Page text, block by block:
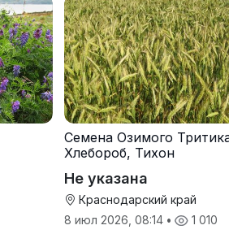
Семена Озимого
Хлебороб, Тихон
Не указана
Краснодарский край
8 июл 2026, 08:14 • 1 010